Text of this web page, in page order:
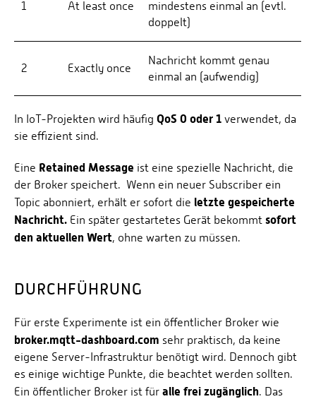
1 At least once
mindestens einmal an (evtl.
doppelt)
2 Exactly once
Nachricht kommt genau
einmal an (aufwendig)
In IoT-Projekten wird häufig QoS 0 oder 1 verwendet, da
sie effizient sind.
Eine Retained Message ist eine spezielle Nachricht, die
der Broker speichert. Wenn ein neuer Subscriber ein
Topic abonniert, erhält er sofort die letzte gespeicherte
Nachricht. Ein später gestartetes Gerät bekommt sofort
den aktuellen Wert, ohne warten zu müssen.
DURCHFÜHRUNG
Für erste Experimente ist ein öffentlicher Broker wie
broker.mqtt-dashboard.com sehr praktisch, da keine
eigene Server-Infrastruktur benötigt wird. Dennoch gibt
es einige wichtige Punkte, die beachtet werden sollten.
Ein öffentlicher Broker ist für alle frei zugänglich. Das